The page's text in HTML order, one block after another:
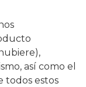
así como el
todos estos